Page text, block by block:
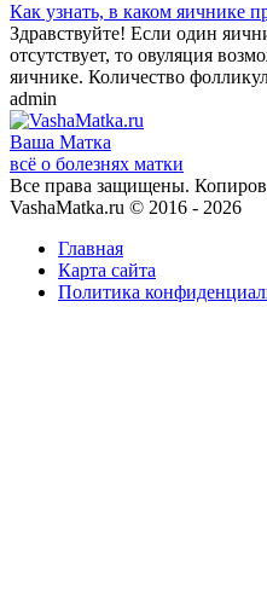
Как узнать, в каком яичнике
Здравствуйте! Если один
отсутствует, то овуляция
яичнике. Количество
admin
Ваша Матка
всё о болезнях матки
Все права защищены.
VashaMatka.ru © 2016 - 2026
Главная
Карта сайта
Политика